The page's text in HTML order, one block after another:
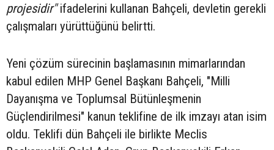
projesidir"ifadelerini kullanan Bahçeli, devletin gerekli
çalışmaları yürüttüğünü belirtti.
Yeni çözüm sürecinin başlamasının mimarlarından
kabul edilen MHP Genel Başkanı Bahçeli, "Milli
Dayanışma ve Toplumsal Bütünleşmenin
Güçlendirilmesi" kanun teklifine de ilk imzayı atan isim
oldu. Teklifi dün Bahçeli ile birlikte Meclis